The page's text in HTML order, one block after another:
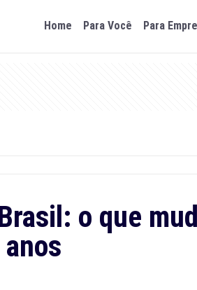
Home Para Você Para
o que
anos